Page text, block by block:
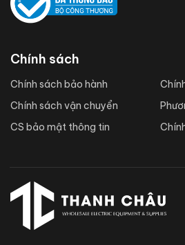
Chính sách
Chính sách bảo hành
Chính sách vận chuyển
CS bảo mật thông tin